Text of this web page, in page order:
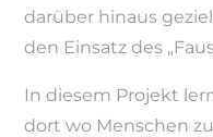
darüber hinaus
den Einsatz des
In diesem Projekt
dort wo Menschen